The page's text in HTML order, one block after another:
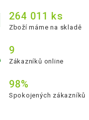
264 011 ks
Zboží máme na skladě
9
Zákazníků online
98%
Spokojených zákazníků